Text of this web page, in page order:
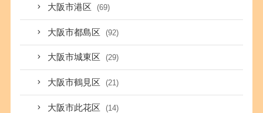
大阪市港区 (69)
大阪市都島区 (92)
大阪市城東区 (29)
大阪市鶴見区 (21)
大阪市此花区 (14)